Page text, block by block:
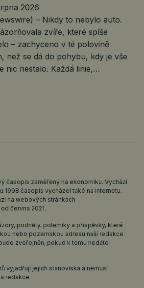
2026
– Nikdy to nebylo auto.
zvíře, které spíše
– zachyceno v té polovině
než se dá do pohybu, kdy je vše
nic nestalo. Každá linie,…
časopis zaměřený na ekonomiku. Vychází
1998 časopis vycházel také na internetu.
na webových stránkách
od června 2021.
podněty, polemiky a příspěvky, které
nebo pozemskou adresu naší redakce.
zveřejněn, pokud k tomu nedáte
vyjadřují jejich stanoviska a nemusí
redakce.